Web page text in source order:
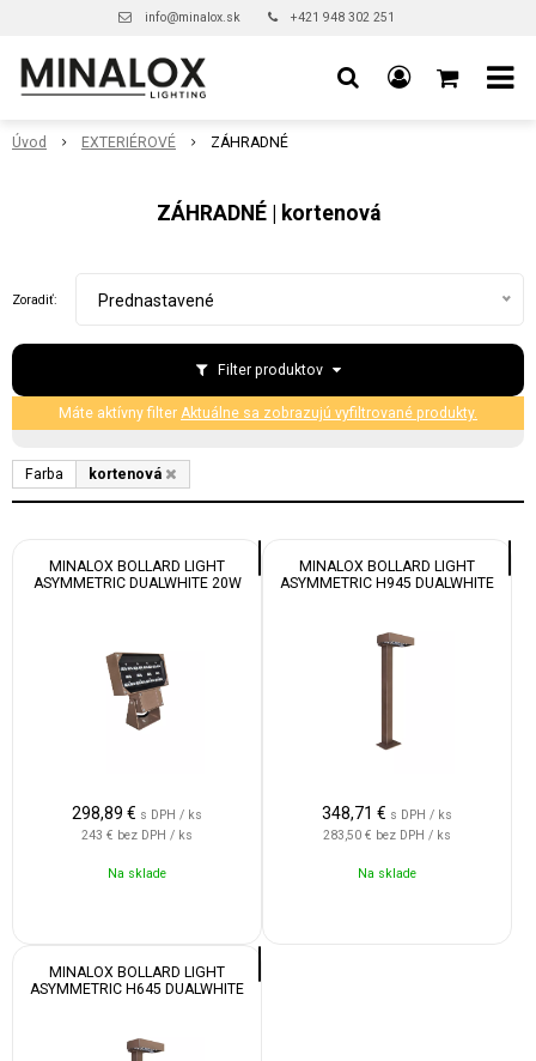
info@minalox.sk +421 948 302 251
Úvod EXTERIÉROVÉ ZÁHRADNÉ
ZÁHRADNÉ | kortenová
Filter produktov
Zoradiť: Prednastavené
Máte aktívny filter Aktuálne sa zobrazujú vyfiltrované produkty.
Farba kortenová
MINALOX BOLLARD LIGHT
ASYMMETRIC DUALWHITE 20W
298,89 € s DPH / ks
243 € bez DPH / ks
Na sklade
MINALOX BOLLARD LIGHT
ASYMMETRIC H945 DUALWHITE
348,71 € s DPH / ks
283,50 € bez DPH / ks
Na sklade
MINALOX BOLLARD LIGHT
ASYMMETRIC H645 DUALWHITE